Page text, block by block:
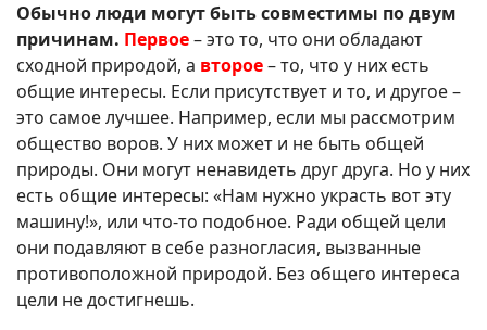
Обычно люди могут быть совместимы по двум
причинам. Первое– это то, что они обладают
сходной природой, а второе– то, что у них есть
общие интересы. Если присутствует и то, и другое –
это самое лучшее. Например, если мы рассмотрим
общество воров. У них может и не быть общей
природы. Они могут ненавидеть друг друга. Но у них
есть общие интересы: «Нам нужно украсть вот эту
машину!», или что-то подобное. Ради общей цели
они подавляют в себе разногласия, вызванные
противоположной природой. Без общего интереса
цели не достигнешь.